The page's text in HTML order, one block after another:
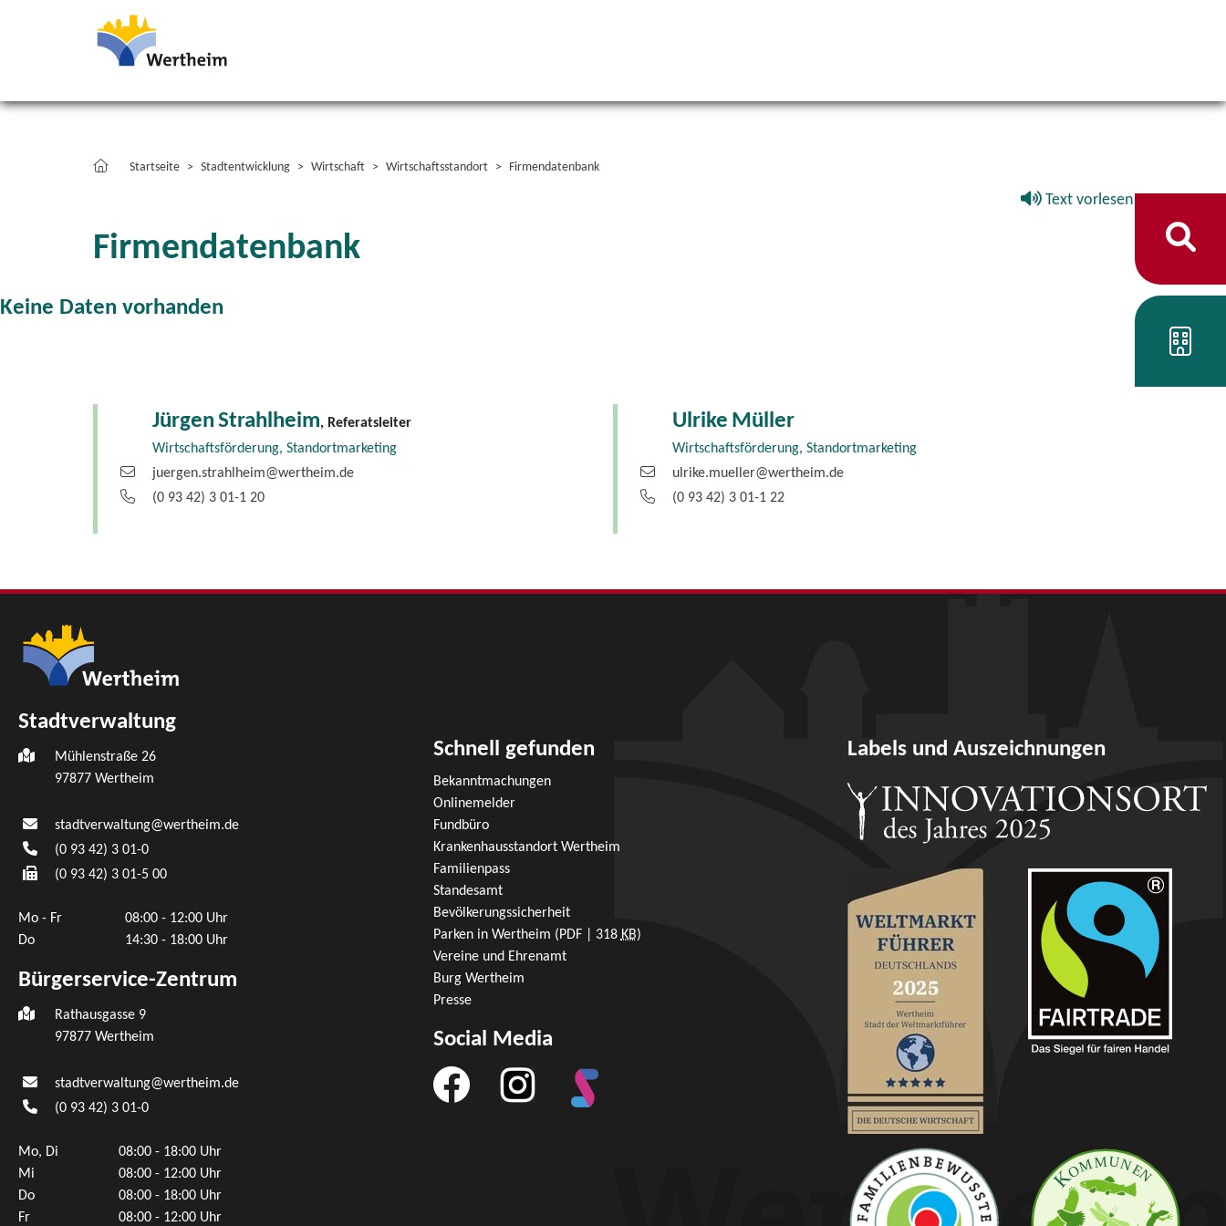
Startseite Stadtentwicklung Wirtschaft Wirtschaftsstandort Firmendatenbank
Text vorlesen
Firmendatenbank
Keine Daten vorhanden
JürgenStrahlheim, Referatsleiter
Wirtschaftsförderung, Standortmarketing
juergen.strahlheim@wertheim.de
(0 93 42) 3 01-1 20
Ulrike Müller
Wirtschaftsförderung, Standortmarketing
ulrike.mueller@wertheim.de
(0 93 42) 3 01-1 22
Stadtverwaltung
Mühlenstraße 26
97877 Wertheim
stadtverwaltung@wertheim.de
(0 93 42) 3 01-0
(0 93 42) 3 01-5 00
Mo - Fr
08:00 - 12:00 Uhr
Do
14:30 - 18:00 Uhr
Bürgerservice-Zentrum
Rathausgasse 9
97877 Wertheim
stadtverwaltung@wertheim.de
(0 93 42) 3 01-0
Mo, Di
08:00 - 18:00 Uhr
Mi
08:00 - 12:00 Uhr
Do
08:00 - 18:00 Uhr
Fr
08:00 - 12:00 Uhr
Schnell gefunden
Bekanntmachungen
Onlinemelder
Fundbüro
Krankenhausstandort Wertheim
Familienpass
Standesamt
Bevölkerungssicherheit
Parken in Wertheim (PDF | 318 KB)
Vereine und Ehrenamt
Burg Wertheim
Presse
Social Media
Labels und Auszeichnungen